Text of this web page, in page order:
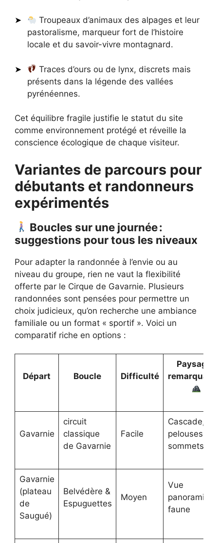
Troupeaux d’animaux des alpages et leur
pastoralisme, marqueur fort de l’histoire
locale et du savoir-vivre montagnard.
Traces d’ours ou de lynx, discrets mais
présents dans la légende des vallées
pyrénéennes.
Cet équilibre fragile justifie le statut du site
comme environnement protégé et réveille la
conscience écologique de chaque visiteur.
Variantes de parcours pour
débutants et randonneurs
expérimentés
Boucles sur une journée :
suggestions pour tous les niveaux
Pour adapter la randonnée à l’envie ou au
niveau du groupe, rien ne vaut la flexibilité
offerte par le Cirque de Gavarnie. Plusieurs
randonnées sont pensées pour permettre un
choix judicieux, qu’on recherche une ambiance
familiale ou un format « sportif ». Voici un
comparatif riche en options :
Départ Boucle Difficulté
Paysages
Gavarnie
circuit
classique
de Gavarnie
Facile
Cascade,
pelouses,
sommets
Gavarnie
(plateau
de
Saugué)
Belvédère &
Espuguettes
Moyen
Vue
faune